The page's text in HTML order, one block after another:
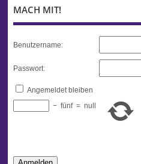
MACH MIT!
Benutzername:
Passwort:
Angemeldet bleiben
− fünf = null